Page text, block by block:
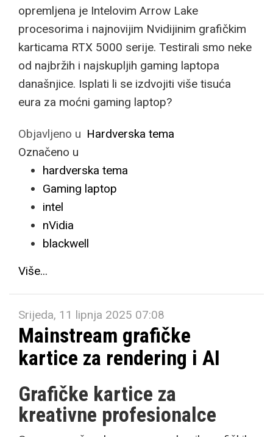
opremljena je Intelovim Arrow Lake
procesorima i najnovijim Nvidijinim grafičkim
karticama RTX 5000 serije. Testirali smo neke
od najbržih i najskupljih gaming laptopa
današnjice. Isplati li se izdvojiti više tisuća
eura za moćni gaming laptop?
Objavljeno u Hardverska tema
Označeno u
hardverska tema
Gaming laptop
intel
nVidia
blackwell
Više...
Srijeda, 11 lipnja 2025 07:08
Mainstream grafičke
kartice za rendering i AI
Grafičke kartice za
kreativne profesionalce